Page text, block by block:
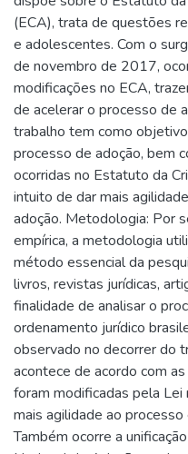
(ECA), trata de questões
e adolescentes. Com o
de novembro de 2017,
modificações no ECA,
de acelerar o processo de
trabalho tem como
processo de adoção, bem
ocorridas no Estatuto da
intuito de dar mais
adoção. Metodologia: Por
empírica, a metodologia
método essencial da
livros, revistas jurídicas,
finalidade de analisar o
ordenamento jurídico
observado no decorrer do
acontece de acordo com
foram modificadas pela
mais agilidade ao
Também ocorre a